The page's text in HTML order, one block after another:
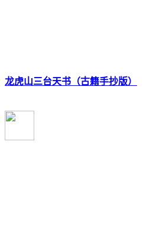
龙虎山三台天书（古籍手抄版）